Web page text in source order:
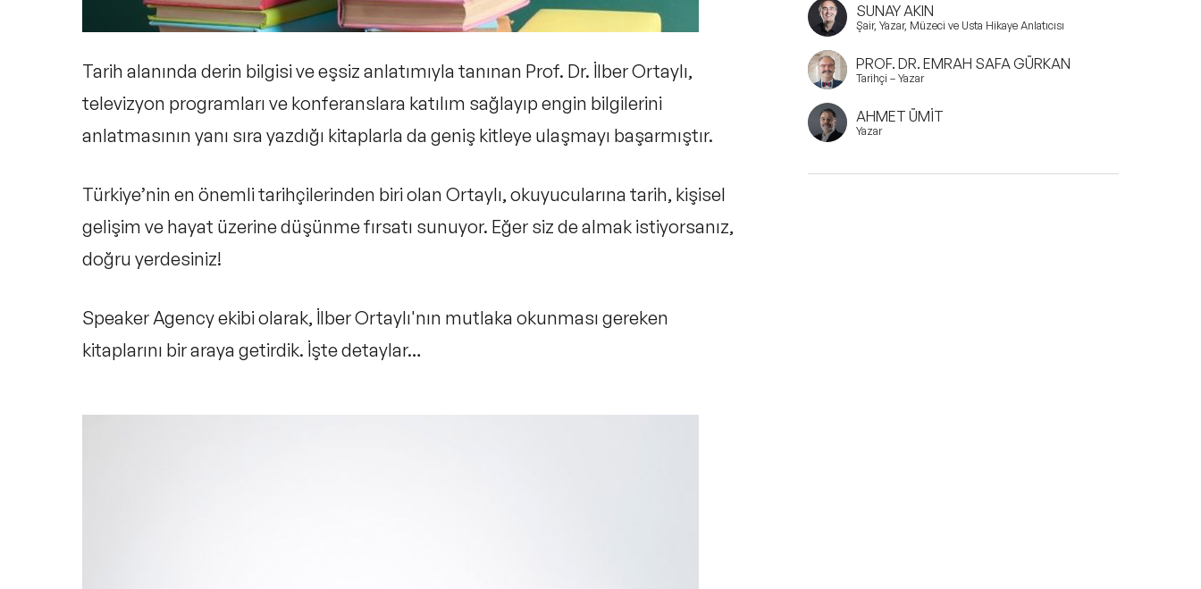
Tarih alanında derin bilgisi ve eşsiz anlatımıyla tanınan Prof. Dr. İlber Ortaylı,
televizyon programları ve konferanslara katılım sağlayıp engin bilgilerini
anlatmasının yanı sıra yazdığı kitaplarla da geniş kitleye ulaşmayı başarmıştır.
Türkiye’nin en önemli tarihçilerinden biri olan Ortaylı, okuyucularına tarih, kişisel
gelişim ve hayat üzerine düşünme fırsatı sunuyor. Eğer siz de almak istiyorsanız,
doğru yerdesiniz!
Speaker Agency ekibi olarak, İlber Ortaylı'nın mutlaka okunması gereken
kitaplarını bir araya getirdik. İşte detaylar…
SUNAY AKIN
Şair, Yazar, Müzeci ve Usta Hikaye Anlatıcısı
PROF. DR. EMRAH SAFA GÜRKAN
Tarihçi – Yazar
AHMET ÜMİT
Yazar